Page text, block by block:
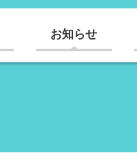
お知らせ